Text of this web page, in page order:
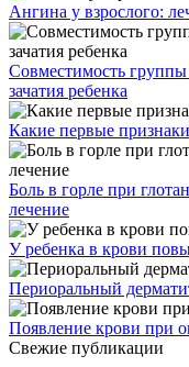
Ангина у взрослого:
Совместимость
зачатия ребенка
Какие первые
Боль в горле при
лечение
У ребенка в крови
Периоральный
Появление крови при
Свежие публикации